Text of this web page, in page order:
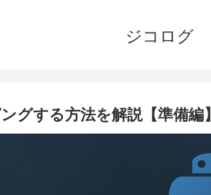
ジコログ
グする方法を解説【準備編】